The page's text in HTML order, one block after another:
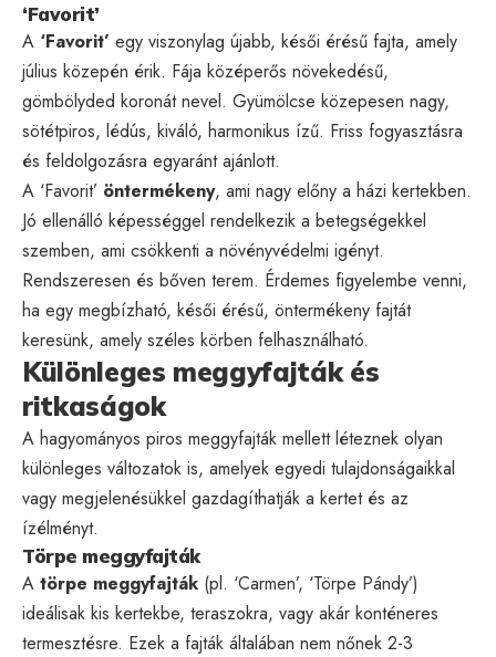
‘Favorit’
A ‘Favorit’ egy viszonylag újabb, késői érésű fajta, amely
július közepén érik. Fája középerős növekedésű,
gömbölyded koronát nevel. Gyümölcse közepesen nagy,
sötétpiros, lédús, kiváló, harmonikus ízű. Friss fogyasztásra
és feldolgozásra egyaránt ajánlott.
A ‘Favorit’ öntermékeny, ami nagy előny a házi kertekben.
Jó ellenálló képességgel rendelkezik a betegségekkel
szemben, ami csökkenti a növényvédelmi igényt.
Rendszeresen és bőven terem. Érdemes figyelembe venni,
ha egy megbízható, késői érésű, öntermékeny fajtát
keresünk, amely széles körben felhasználható.
Különleges meggyfajták és
ritkaságok
A hagyományos piros meggyfajták mellett léteznek olyan
különleges változatok is, amelyek egyedi tulajdonságaikkal
vagy megjelenésükkel gazdagíthatják a kertet és az
ízélményt.
Törpe meggyfajták
A törpe meggyfajták (pl. ‘Carmen’, ‘Törpe Pándy’)
ideálisak kis kertekbe, teraszokra, vagy akár konténeres
termesztésre. Ezek a fajták általában nem nőnek 2-3